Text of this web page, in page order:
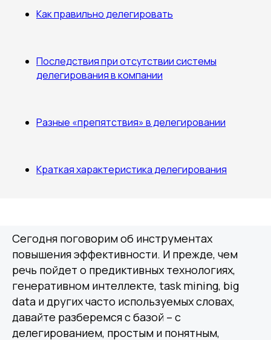
Как правильно делегировать
Последствия при отсутствии системы
делегирования в компании
Разные «препятствия» в делегировании
Краткая характеристика делегирования
Сегодня поговорим об инструментах
повышения эффективности. И прежде, чем
речь пойдет о предиктивных технологиях,
генеративном интеллекте, task mining, big
data и других часто используемых словах,
давайте разберемся с базой – с
делегированием, простым и понятным,